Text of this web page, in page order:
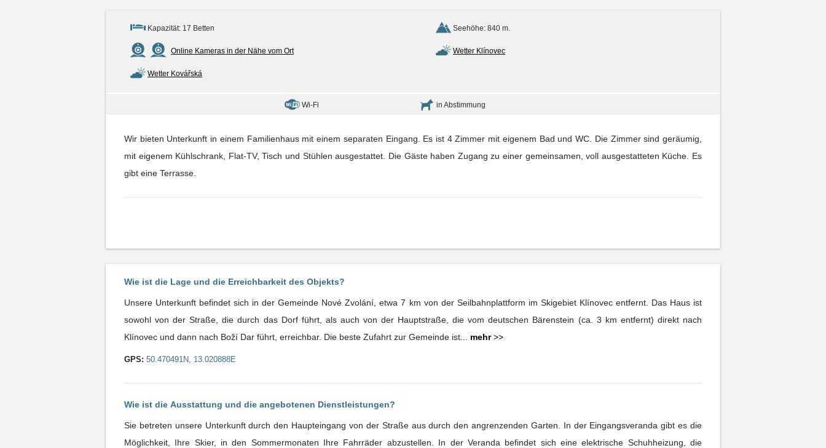
Kapazität: 17 Betten Seehöhe: 840 m.
Online Kameras in der Nähe vom Ort Wetter Klínovec
Wetter Kovářská
Wi-Fi in Abstimmung
Wir bieten Unterkunft in einem Familienhaus mit einem separaten Eingang. Es ist 4 Zimmer mit eigenem Bad und WC. Die Zimmer sind geräumig,
mit eigenem Kühlschrank, Flat-TV, Tisch und Stühlen ausgestattet. Die Gäste haben Zugang zu einer gemeinsamen, voll ausgestatteten Küche. Es
gibt eine Terrasse.
Wie ist die Lage und die Erreichbarkeit des Objekts?
Unsere Unterkunft befindet sich in der Gemeinde Nové Zvolání, etwa 7 km von der Seilbahnplattform im Skigebiet Klínovec entfernt. Das Haus ist
sowohl von der Straße, die durch das Dorf führt, als auch von der Hauptstraße, die vom deutschen Bärenstein (ca. 3 km entfernt) direkt nach
Klínovec und dann nach Boží Dar führt, erreichbar. Die beste Zufahrt zur Gemeinde ist... mehr>>
GPS: 50.470491N, 13.020888E
Wie ist die Ausstattung und die angebotenen Dienstleistungen?
Sie betreten unsere Unterkunft durch den Haupteingang von der Straße aus durch den angrenzenden Garten. In der Eingangsveranda gibt es die
Möglichkeit, Ihre Skier, in den Sommermonaten Ihre Fahrräder abzustellen. In der Veranda befindet sich eine elektrische Schuhheizung, die